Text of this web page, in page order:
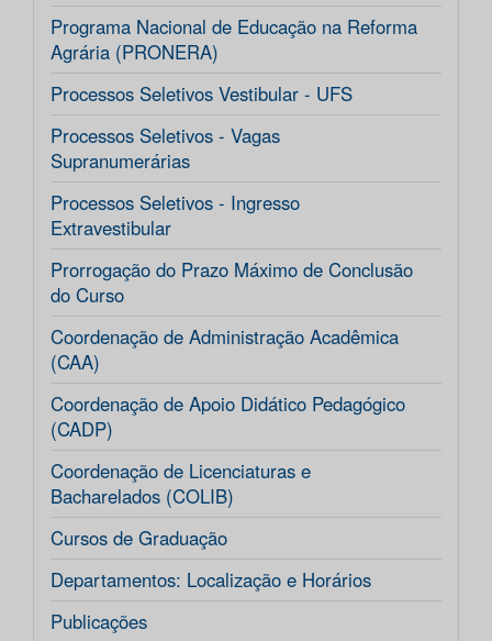
Programa Nacional de Educação na Reforma
Agrária (PRONERA)
Processos Seletivos Vestibular - UFS
Processos Seletivos - Vagas
Supranumerárias
Processos Seletivos - Ingresso
Extravestibular
Prorrogação do Prazo Máximo de Conclusão
do Curso
Coordenação de Administração Acadêmica
(CAA)
Coordenação de Apoio Didático Pedagógico
(CADP)
Coordenação de Licenciaturas e
Bacharelados (COLIB)
Cursos de Graduação
Departamentos: Localização e Horários
Publicações